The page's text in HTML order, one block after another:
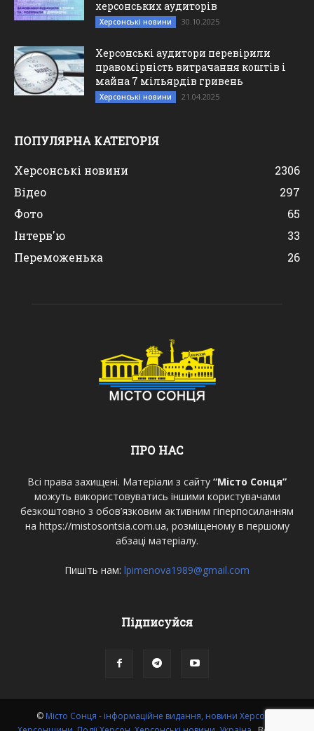
херсонських аудиторів
Херсонські новини 30.10.2025
Херсонські аудитори перевірили
правомірність витрачання коштів і
майна 7 мільярдів гривень
Херсонські новини 21.04.2025
ПОПУЛЯРНА КАТЕГОРІЯ
Херсонські новини
2306
Відео
297
Фото
65
Інтерв'ю
33
Переможенька
26
ПРО НАС
Всі права захищені. Матеріали з сайту “Місто Сонця”
можуть використовуватись іншими користувачами
безкоштовно з обов’язковим активним гіперпосиланням
на https://mistosontsia.com.ua, розміщеному в першому
абзаці матеріалу.
Пишіть нам: lpimenova1989@gmail.com
Підписуйся
© Місто Сонця - інформаційне видання, новини Херсона,